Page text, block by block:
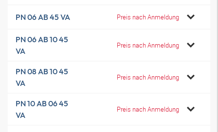
PN 06 AB 45 VA Preis nach Anmeldung
PN 06 AB 10 45
VA
Preis nach Anmeldung
PN 08 AB 10 45
VA
Preis nach Anmeldung
PN 10 AB 06 45
VA
Preis nach Anmeldung